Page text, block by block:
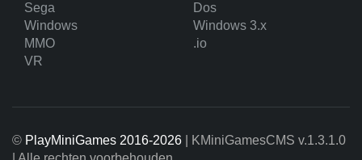
Sega
Dos
Windows
Windows 3.x
MMO
.io
VR
© PlayMiniGames 2016-2026 | KMiniGamesCMS v.1.3.1.0